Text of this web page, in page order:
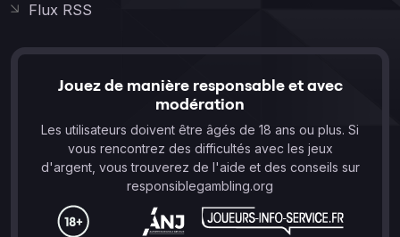
Flux RSS
Jouez de manière responsable et avec
modération
Les utilisateurs doivent être âgés de 18 ans ou plus. Si
vous rencontrez des difficultés avec les jeux
d'argent, vous trouverez de l'aide et des conseils sur
responsiblegambling.org